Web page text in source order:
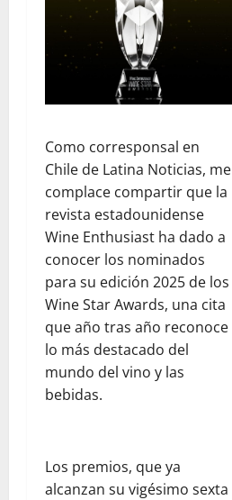
Como corresponsal en
Chile de Latina Noticias, me
complace compartir que la
revista estadounidense
Wine Enthusiast ha dado a
conocer los nominados
para su edición 2025 de los
Wine Star Awards, una cita
que año tras año reconoce
lo más destacado del
mundo del vino y las
bebidas.
Los premios, que ya
alcanzan su vigésimo sexta